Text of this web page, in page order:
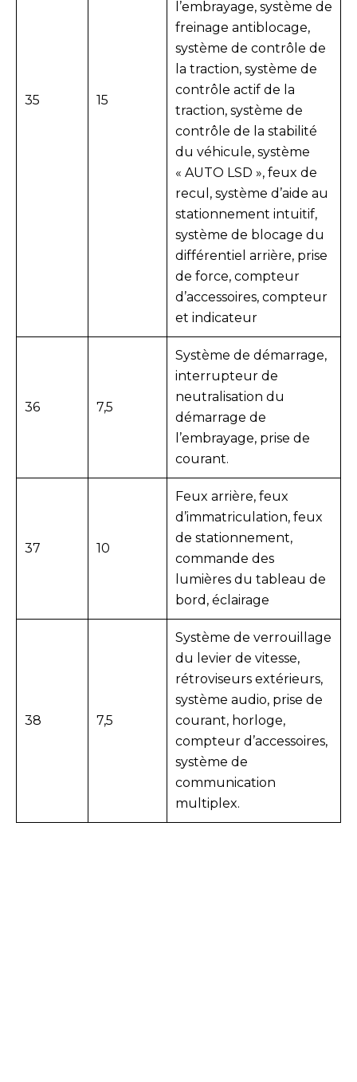
35 15
l’embrayage, système de
freinage antiblocage,
système de contrôle de
la traction, système de
contrôle actif de la
traction, système de
contrôle de la stabilité
du véhicule, système
« AUTO LSD », feux de
recul, système d’aide au
stationnement intuitif,
système de blocage du
différentiel arrière, prise
de force, compteur
d’accessoires, compteur
et indicateur
36 7,5
Système de démarrage,
interrupteur de
neutralisation du
démarrage de
l’embrayage, prise de
courant.
37 10
Feux arrière, feux
d’immatriculation, feux
de stationnement,
commande des
lumières du tableau de
bord, éclairage
38 7,5
Système de verrouillage
du levier de vitesse,
rétroviseurs extérieurs,
système audio, prise de
courant, horloge,
compteur d’accessoires,
système de
communication
multiplex.